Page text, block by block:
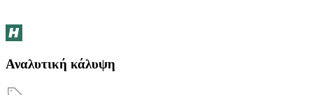
Αναλυτική κάλυψη